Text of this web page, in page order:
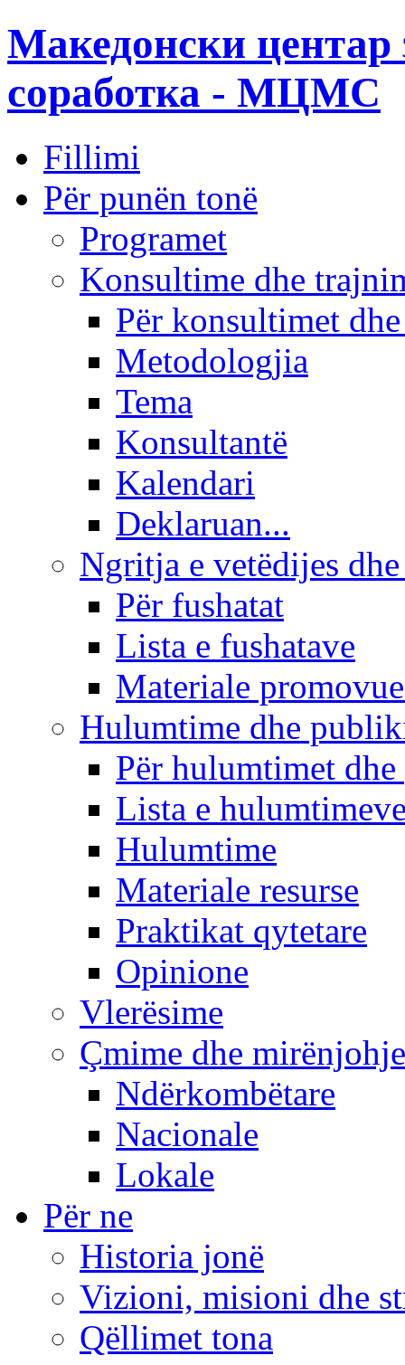
Македонски центар
соработка - МЦМС
Fillimi
Për punën tonë
Programet
Konsultime dhe
Për konsultimet
Metodologjia
Tema
Konsultantë
Kalendari
Deklaruan...
Ngritja e vetëdijes
Për fushatat
Lista e fushatave
Materiale
Hulumtime dhe
Për hulumtimet
Lista e
Hulumtime
Materiale resurse
Praktikat qytetare
Opinione
Vlerësime
Çmime dhe mirënjohje
Ndërkombëtare
Nacionale
Lokale
Për ne
Historia jonë
Vizioni, misioni dhe
Qëllimet tona